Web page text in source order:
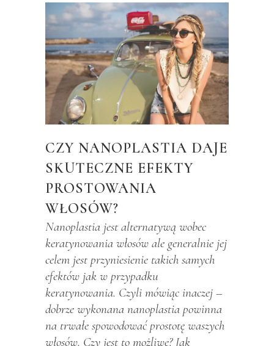
CZY NANOPLASTIA DAJE
SKUTECZNE EFEKTY
PROSTOWANIA
WŁOSÓW?
Nanoplastia jest alternatywą wobec
keratynowania włosów ale generalnie jej
celem jest przyniesienie takich samych
efektów jak w przypadku
keratynowania. Czyli mówiąc inaczej –
dobrze wykonana nanoplastia powinna
na trwałe spowodować prostotę waszych
włosów. Czy jest to możliwe? Jak